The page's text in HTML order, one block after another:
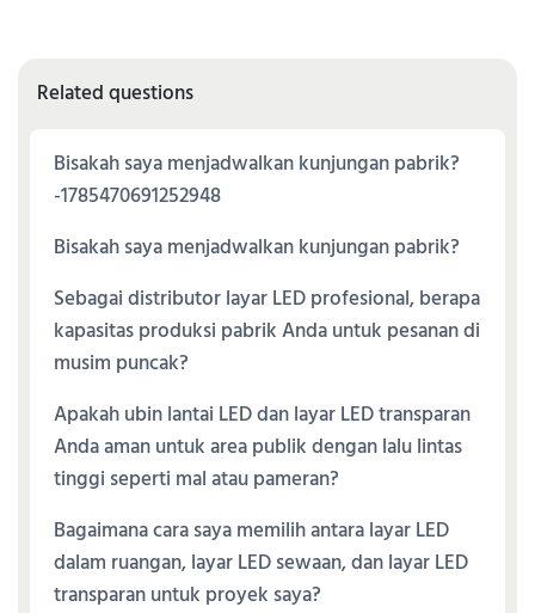
Related questions
Bisakah saya menjadwalkan kunjungan pabrik?
-1785470691252948
Bisakah saya menjadwalkan kunjungan pabrik?
Sebagai distributor layar LED profesional, berapa
kapasitas produksi pabrik Anda untuk pesanan di
musim puncak?
Apakah ubin lantai LED dan layar LED transparan
Anda aman untuk area publik dengan lalu lintas
tinggi seperti mal atau pameran?
Bagaimana cara saya memilih antara layar LED
dalam ruangan, layar LED sewaan, dan layar LED
transparan untuk proyek saya?